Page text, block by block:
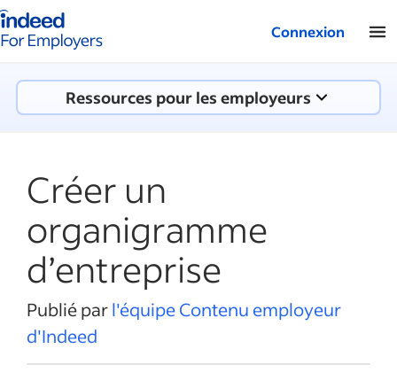
Indeed - Entreprises
Connexion
Ressources pour les employeurs
Créer un
organigramme
d’entreprise
Publié parl'équipe Contenu employeur
d'Indeed